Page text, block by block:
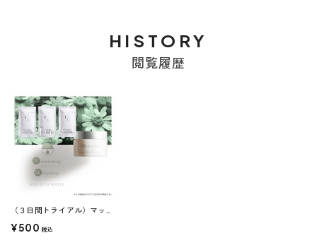
HISTORY
閲覧履歴
¥500税込